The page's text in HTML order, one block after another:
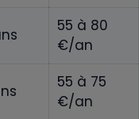
55 à 80
€/an
55 à 75
€/an